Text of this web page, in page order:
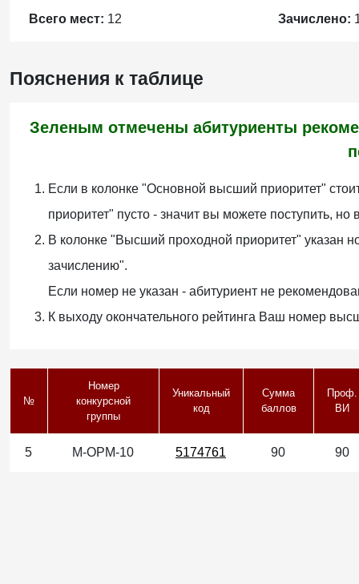
Всего мест: 12 Зачислено:
Пояснения к таблице
Зеленым отмечены абитуриенты
Если в колонке "Основной высший приоритет"
приоритет" пусто - значит вы можете поступить,
В колонке "Высший проходной приоритет" указан
зачислению".
Если номер не указан - абитуриент не
К выходу окончательного рейтинга Ваш номер
№
Номер
конкурсной
группы
Уникальный
код
Сумма
баллов
Проф.
ВИ
5 М-ОРМ-10 5174761 90 90